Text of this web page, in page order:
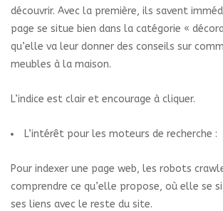
découvrir. Avec la première, ils savent
page se situe bien dans la catégorie «
qu’elle va leur donner des conseils sur
meubles à la maison.
L’indice est clair et encourage à cliquer.
L’intérêt pour les moteurs de recherche :
Pour indexer une page web, les robots
comprendre ce qu’elle propose, où elle se
ses liens avec le reste du site.